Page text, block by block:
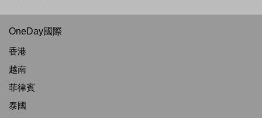
OneDay國際
香港
越南
菲律賓
泰國